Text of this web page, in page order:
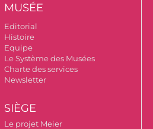
MUSÉE
Editorial
Histoire
Equipe
Le Système des Musées
Charte des services
Newsletter
SIÈGE
Le projet Meier